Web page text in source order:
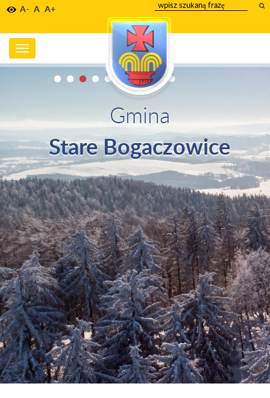
A- A A+
wpisz
szukany
tekst
Toggle
navigation
Gmina
Stare Bogaczowice